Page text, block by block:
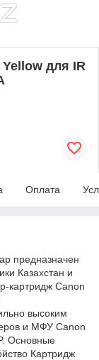
для IR
Оплата
предназначен
Казахстан и
картридж Canon
высоким
и МФУ Canon
Основные
Картридж